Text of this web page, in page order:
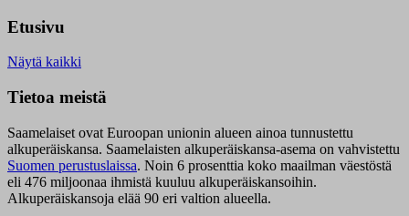
Etusivu
Näytä kaikki
Tietoa meistä
Saamelaiset ovat Euroopan unionin alueen ainoa tunnustettu
alkuperäiskansa. Saamelaisten alkuperäiskansa-asema on vahvistettu
Suomen perustuslaissa. Noin 6 prosenttia koko maailman väestöstä
eli 476 miljoonaa ihmistä kuuluu alkuperäiskansoihin.
Alkuperäiskansoja elää 90 eri valtion alueella.